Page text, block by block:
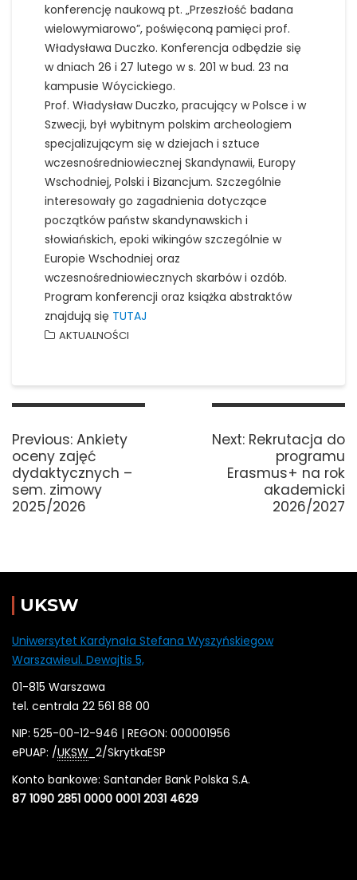
konferencję naukową pt. „Przeszłość badana
wielowymiarowo”, poświęconą pamięci prof.
Władysława Duczko. Konferencja odbędzie się
w dniach 26 i 27 lutego w s. 201 w bud. 23 na
kampusie Wóycickiego.
Prof. Władysław Duczko, pracujący w Polsce i w
Szwecji, był wybitnym polskim archeologiem
specjalizującym się w dziejach i sztuce
wczesnośredniowiecznej Skandynawii, Europy
Wschodniej, Polski i Bizancjum. Szczególnie
interesowały go zagadnienia dotyczące
początków państw skandynawskich i
słowiańskich, epoki wikingów szczególnie w
Europie Wschodniej oraz
wczesnośredniowiecznych skarbów i ozdób.
Program konferencji oraz książka abstraktów
znajdują się TUTAJ
AKTUALNOŚCI
Nawigacja
Previous: Previous
post:
Ankiety
oceny zajęć
dydaktycznych –
sem. zimowy
2025/2026
Next: Next
post:
Rekrutacja do
programu
Erasmus+ na rok
akademicki
2026/2027
UKSW
Uniwersytet Kardynała Stefana Wyszyńskiegow
Warszawieul. Dewajtis 5,
01-815 Warszawa
tel. centrala 22 561 88 00
NIP: 525-00-12-946 | REGON: 000001956
ePUAP: /UKSW _2/SkrytkaESP
Konto bankowe: Santander Bank Polska S.A.
87 1090 2851 0000 0001 2031 4629